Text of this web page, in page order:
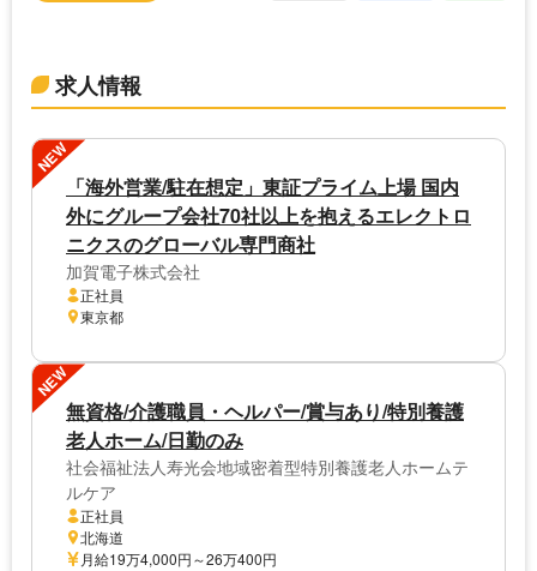
求人情報
NEW
「海外営業/駐在想定」東証プライム上場 国内
外にグループ会社70社以上を抱えるエレクトロ
ニクスのグローバル専門商社
加賀電子株式会社
正社員
東京都
NEW
無資格/介護職員・ヘルパー/賞与あり/特別養護
老人ホーム/日勤のみ
社会福祉法人寿光会地域密着型特別養護老人ホームテ
ルケア
正社員
北海道
月給19万4,000円～26万400円